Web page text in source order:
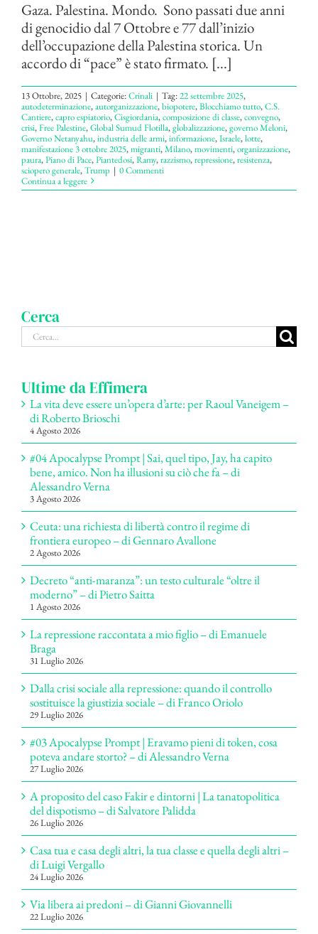
Gaza. Palestina. Mondo. Sono passati due anni
di genocidio dal 7 Ottobre e 77 dall’inizio
dell’occupazione della Palestina storica. Un
accordo di “pace” è stato firmato. [...]
13 Ottobre, 2025 | Categorie:Crinali | Tag:22 settembre 2025,
autodeterminazione,autorganizzazione,biopotere,Blocchiamo tutto,C.S.
Cantiere,capro espiatorio,Cisgiordania,composizione di classe,convegno,
crisi,Free Palestine,Global Sumud Flotilla,globalizzazione,governo Meloni,
Governo Netanyahu,industria delle armi,informazione,Israele,lotte,
manifestazione 3 ottobre 2025,migranti,Milano,movimenti,organizzazione,
paura,Piano di Pace,Piantedosi,Ramy,razzismo,repressione,resistenza,
sciopero generale,Trump | 0 Commenti
Continua a leggere
Cerca
Cerca
per:
Ultime da Effimera
La vita deve essere un’opera d’arte: per Raoul Vaneigem –
di Roberto Brioschi
4 Agosto 2026
#04 Apocalypse Prompt | Sai, quel tipo, Jay, ha capito
bene, amico. Non ha illusioni su ciò che fa – di
Alessandro Verna
3 Agosto 2026
Ceuta: una richiesta di libertà contro il regime di
frontiera europeo – di Gennaro Avallone
2 Agosto 2026
Decreto “anti-maranza”: un testo culturale “oltre il
moderno” – di Pietro Saitta
1 Agosto 2026
La repressione raccontata a mio figlio – di Emanuele
Braga
31 Luglio 2026
Dalla crisi sociale alla repressione: quando il controllo
sostituisce la giustizia sociale – di Franco Oriolo
29 Luglio 2026
#03 Apocalypse Prompt | Eravamo pieni di token, cosa
poteva andare storto? – di Alessandro Verna
27 Luglio 2026
A proposito del caso Fakir e dintorni | La tanatopolitica
del dispotismo – di Salvatore Palidda
26 Luglio 2026
Casa tua e casa degli altri, la tua classe e quella degli altri –
di Luigi Vergallo
24 Luglio 2026
Via libera ai predoni – di Gianni Giovannelli
22 Luglio 2026